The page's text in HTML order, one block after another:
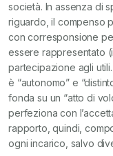
società. In assenza di
riguardo, il compenso
con corresponsione
essere rappresentato
partecipazione agli
è “autonomo” e
fonda su un “atto di
perfeziona con
rapporto, quindi,
ogni incarico, salvo